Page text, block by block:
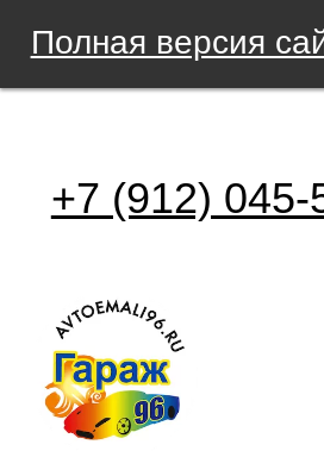
Полная версия
+7 (912) 045-